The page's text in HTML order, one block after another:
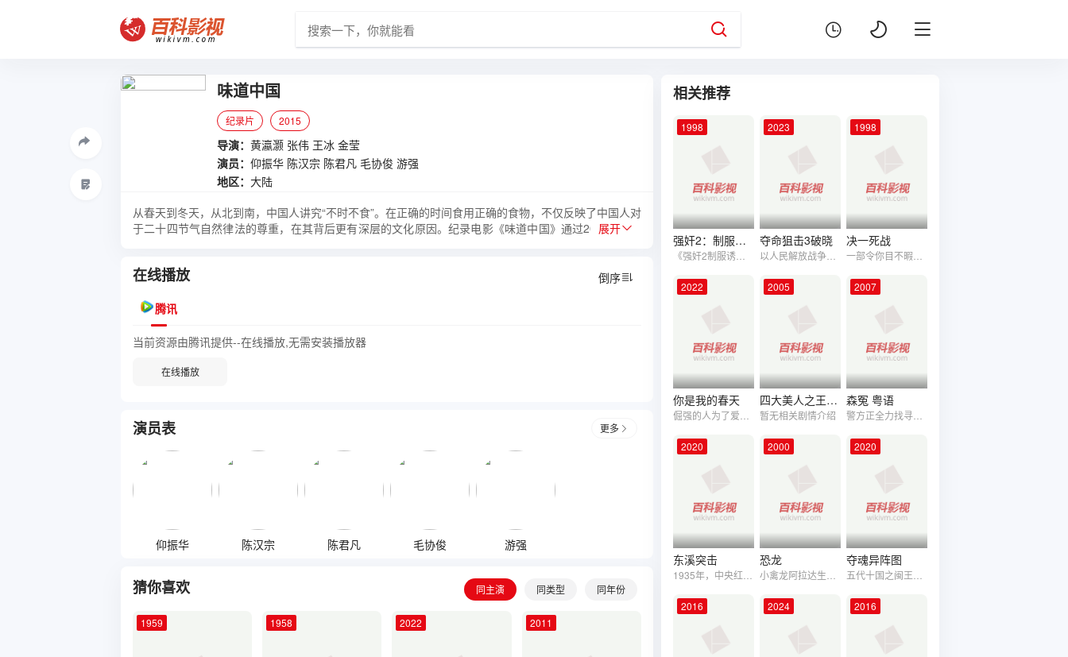
味道中国
纪录片 2015
导演： 黄瀛灏 张伟 王冰 金莹
演员： 仰振华 陈汉宗 陈君凡 毛协俊 游强
地区： 大陆
从春天到冬天，从北到南，中国人讲究“不时不食”。在正确的时间食用正确的食物，不仅反映了中国人对
于二十四节气自然律法的尊重，在其背后更有深层的文化原因。纪录电影《味道中国》通过20多个关于
展开
倒序
在线播放
腾讯
当前资源由腾讯提供--在线播放,无需安装播放器
在线播放
演员表 更多
仰振华 陈汉宗 陈君凡 毛协俊 游强
猜你喜欢 同主演 同类型 同年份
1959 1958 2022 2011
相关推荐
1998
强奸2：制服诱惑
2023
夺命狙击3破晓
以人民解放战争为背景，1949年解放战争进入夺取全国胜利的关键阶段,为了保证北平人民的生命和财产安全，我解放军前线指挥部根据上级指示派出特别行动小组执行一次护送我方重要代表进入北平城的过程中遭遇了国民党特务的激烈阻挠，并与之斗智斗勇的英勇故事。
1998
决一死战
2022
你是我的春天
2005
四大美人之王绍君
暂无相关剧情介绍
2007
森冤 粤语
警方正全力找寻证据去起诉奸杀案疑凶黄柏木，希望将他定罪，藉以安抚市民对树林的忧虑，但证据却未能掌握。夏松梓女探长新上任，接手柏木一案。松梓深信柏木只是其中一个凶手，树林多宗自杀失踪背后，内里一定有文章。另一方面，她还要受到上头压力，催促尽快破案，因此她决定进入案发的树林调查。澍海是修读高级植物学的博士，他耗尽所有时间和精神，去证明“植物等同生物”的理论，他认为植物都有思想、感情甚至语言。
2020
东溪突击
1935年，中央红军突破湘江后，挥师贵州，攻占遵义，决定在遵义召开扩大会议（遵义会议），蒋介石严令国民党中央军及四川军阀部队进攻黔北。为了保证扩大会议的顺利召开，红军在遵义周边组织多处防线阻击国民党中央军。红军红一师红二团奉命进驻綦江羊角一线警戒四川军阀部队，并击毙了川军的先头部队，随后派出一支精悍的小分队，尾随溃军进至观音桥、丹溪一带，进行侦察、袭扰，造成红军进攻重庆之声势，以此阻滞川军向黔北进发。
2000
恐龙
小禽龙阿拉达生活在白垩纪晚期，他自小就生活在一个桃花园般的小岛上。由一群狐猴抚养长大大的阿拉达从来就没有见过自己的同类，与他的狐猴朋友一直无忧无虑的生活在一起。一场不期而至的流星雨将阿拉达所在的小岛击毁了，阿拉达和他的狐猴朋友一起逃难来到了大陆。这时，因为大气变热，水源供给越来越紧张，阿拉达他们遇上了一群正在迁徙寻找新的栖身之地的恐龙并加入了他们。于是，阿拉达和同伴们一起开始了这次异常艰难的迁徙之旅。
2020
夺魂异阵图
五代十国之闽王，祭祀杀生求取罕见“地狱之火”，企图以神秘的力量逐鹿中原。中原真龙潭之女特使青雀与南唐小王合谋，一夜之间闽国被灭，闽王近侍庞存义带着国宝“地狱之火”密匙苍狂逃出，不料重伤失忆。南唐小王为骗取国宝，与失忆的庞存义朝夕相处结为友人。他与女特使青雀为得到国宝密匙，设计引导庞存义进入幽冥谷。庞存义在错误的引导之下，进入埋藏宝藏的地宫，终点是当年秦始皇为巩固万代江山研制的火药库。众人分成两队入机关，与庞存义同入水机关的阿久，为保护庞存义意外被害，也刺激了庞存义，使他恢复了记忆。众人到达终点，发现地狱之火的宝藏，也迎来了火药爆炸的灭顶之灾。最终，南唐小王站在了正义一方，与庞存义一起逃出神道。
2016 2024 2016